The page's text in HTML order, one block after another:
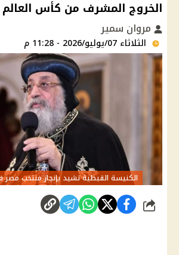
الخروج المشرف من كأس العالم 2026
مروان سمير
الثلاثاء 07/يوليو/2026 - 11:28 م
الكنيسة القبطية تشيد بإنجاز منتخب مصر في
شارك